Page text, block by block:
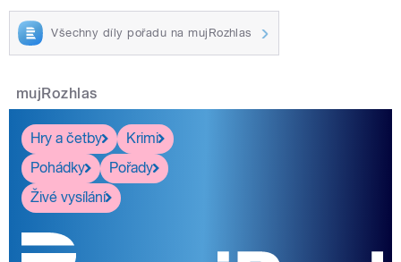
Všechny díly pořadu na mujRozhlas
mujRozhlas
Hry a četby
Krimi
Pohádky
Pořady
Živé vysílání